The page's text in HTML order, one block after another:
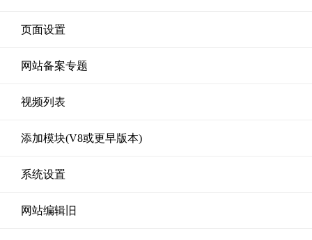
页面设置
网站备案专题
视频列表
添加模块(V8或更早版本)
系统设置
网站编辑旧